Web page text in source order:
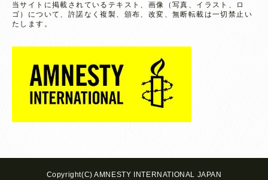
当サイトに掲載されているテキスト、画像（写真、イラスト、ロ
ゴ）について、 許諾なく複製、頒布、改変、無断転載は一切禁止い
たします。
Copyright(C) AMNESTY INTERNATIONAL JAPAN